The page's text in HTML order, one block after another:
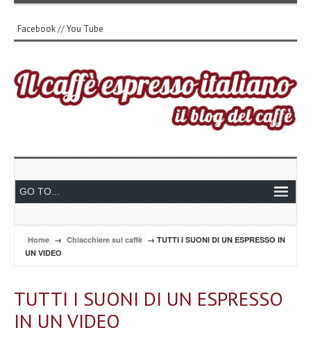
Facebook//You Tube
Home → Chiacchiere sul caffè → TUTTI I SUONI DI UN ESPRESSO IN
UN VIDEO
TUTTI I SUONI DI UN ESPRESSO
IN UN VIDEO